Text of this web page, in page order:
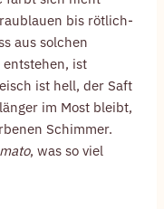
bis rötlich-
aus solchen
ist
ist hell, der Saft
im Most bleibt,
Schimmer.
, was so viel